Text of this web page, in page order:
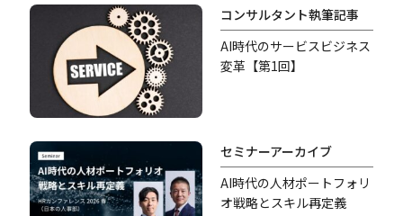
コンサルタント執筆記事
AI時代のサービスビジネス
変革【第1回】
セミナーアーカイブ
AI時代の人材ポートフォリ
オ戦略とスキル再定義